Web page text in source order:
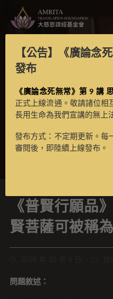
《普賢行願
何普賢菩薩
聖
> 經典問答 >
《普賢行願品
賢菩薩可被稱
問題敘述：
【公告】 《廣論念
發布
《廣論念死無常》第 9 講
正式上線流通。敬請諸位相
長用生命為我們宣講的無上
發布方式：不定期更新。每
審閱後，即陸續上線發布。